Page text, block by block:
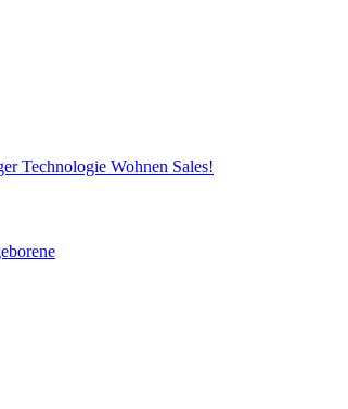
Technologie Wohnen Sales!